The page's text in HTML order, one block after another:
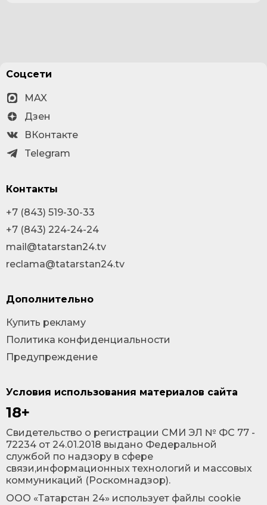
Условия использования материалов сайта
18+
Cвидетельство о регистрации СМИ ЭЛ № ФС 77 -
72234 от 24.01.2018 выдано Федеральной
службой по надзору в сфере
связи,информационных технологий и массовых
коммуникаций (Роскомнадзор).
ООО «Татарстан 24» использует файлы cookie
Соцсети
MAX
Дзен
ВКонтакте
Telegram
Контакты
+7 (843) 519-30-33
+7 (843) 224-24-24
mail@tatarstan24.tv
reclama@tatarstan24.tv
Дополнительно
Купить рекламу
Политика конфиденциальности
Предупреждение